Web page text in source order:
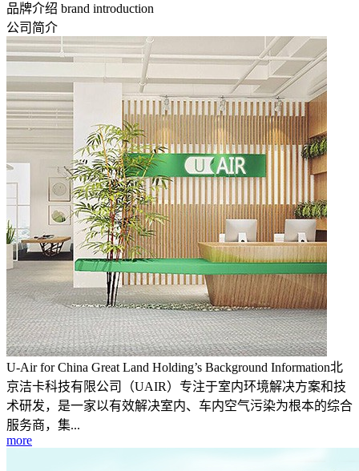
品牌介绍 brand introduction
公司简介
U-Air for China Great Land Holding’s Background Information北
京洁卡科技有限公司（UAIR）专注于室内环境解决方案和技
术研发，是一家以有效解决室内、车内空气污染为根本的综合
服务商，集...
more